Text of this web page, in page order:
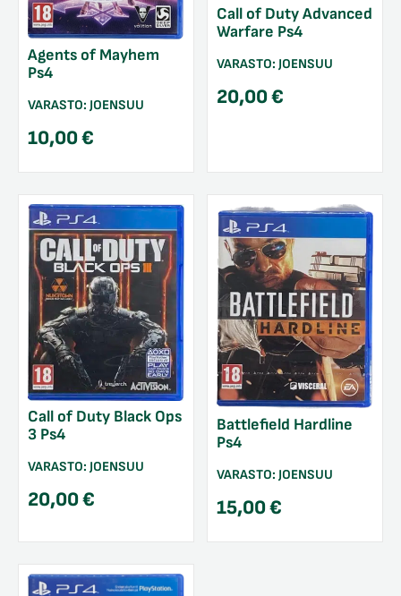
Agents of Mayhem
Ps4
VARASTO: JOENSUU
10,00€
Call of Duty Advanced
Warfare Ps4
VARASTO: JOENSUU
20,00€
Call of Duty Black Ops
3 Ps4
VARASTO: JOENSUU
20,00€
Battlefield Hardline
Ps4
VARASTO: JOENSUU
15,00€